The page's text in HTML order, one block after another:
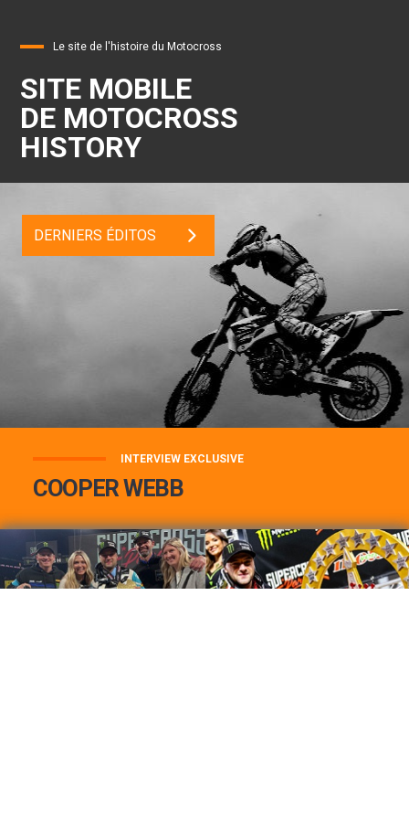
Le site de l'histoire du Motocross
SITE MOBILE
DE MOTOCROSS
HISTORY
DERNIERS ÉDITOS
INTERVIEW EXCLUSIVE
COOPER WEBB